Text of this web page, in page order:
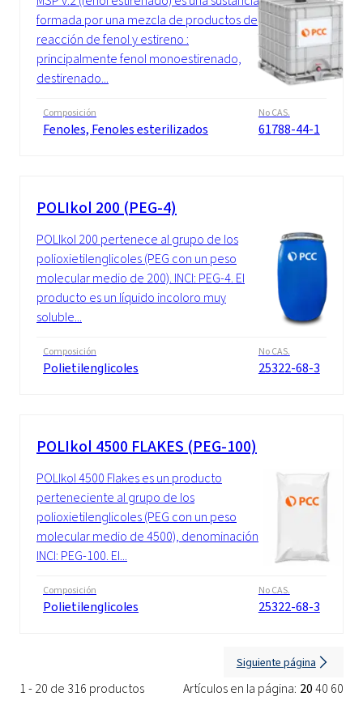
formada por una mezcla de productos de
reacción de fenol y estireno :
principalmente fenol monoestirenado,
destirenado...
Composición
Fenoles, Fenoles esterilizados
No CAS.
61788-44-1
POLIkol 200 (PEG-4)
POLIkol 200 pertenece al grupo de los
polioxietilenglicoles (PEG con un peso
molecular medio de 200). INCI: PEG-4. El
producto es un líquido incoloro muy
soluble...
Composición
Polietilenglicoles
No CAS.
25322-68-3
POLIkol 4500 FLAKES (PEG-100)
POLIkol 4500 Flakes es un producto
perteneciente al grupo de los
polioxietilenglicoles (PEG con un peso
molecular medio de 4500), denominación
INCI: PEG-100. El...
Composición
Polietilenglicoles
No CAS.
25322-68-3
1 - 20 de 316 productos Artículos en la página: 2040 60
Siguiente página